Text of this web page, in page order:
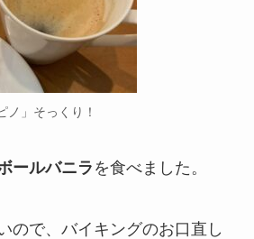
ノ」そっくり！
ールバニラ を食べました。
ので、バイキングのお口直し